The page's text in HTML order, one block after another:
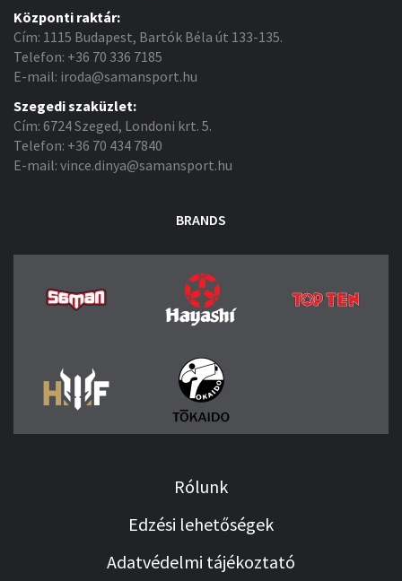
Központi raktár:
Cím: 1115 Budapest, Bartók Béla út 133-135.
Telefon: +36 70 336 7185
E-mail: iroda@samansport.hu
Szegedi szaküzlet:
Cím: 6724 Szeged, Londoni krt. 5.
Telefon: +36 70 434 7840
E-mail: vince.dinya@samansport.hu
BRANDS
Rólunk
Edzési lehetőségek
Adatvédelmi tájékoztató